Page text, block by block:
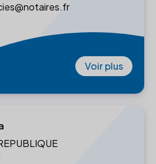
Voir plus